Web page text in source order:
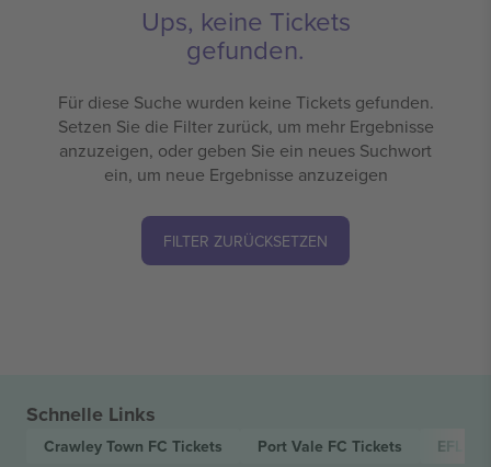
Ups, keine Tickets
gefunden.
Für diese Suche wurden keine Tickets gefunden.
Setzen Sie die Filter zurück, um mehr Ergebnisse
anzuzeigen, oder geben Sie ein neues Suchwort
ein, um neue Ergebnisse anzuzeigen
FILTER ZURÜCKSETZEN
Schnelle Links
Crawley Town FC Tickets Port Vale FC Tickets EFL